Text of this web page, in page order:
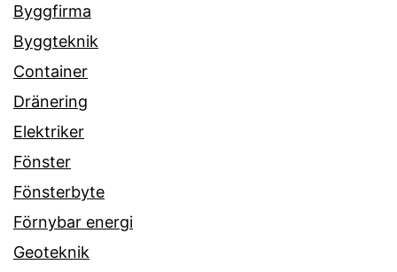
Byggfirma
Byggteknik
Container
Dränering
Elektriker
Fönster
Fönsterbyte
Förnybar energi
Geoteknik